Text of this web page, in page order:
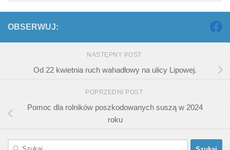
OBSERWUJ:
NASTĘPNY POST
Od 22 kwietnia ruch wahadłowy na ulicy Lipowej.
POPRZEDNI POST
Pomoc dla rolników poszkodowanych suszą w 2024
roku
Szukaj: